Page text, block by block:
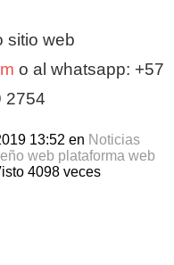
sitio web
o al whatsapp: +57
2754
13:52 en Noticias
web plataforma web
4098 veces